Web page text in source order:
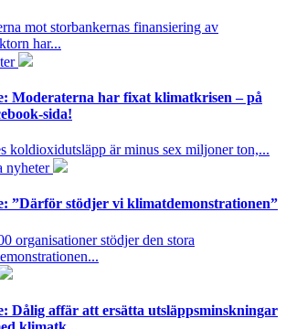
mot storbankernas finansiering av
har...
Moderaterna har fixat klimatkrisen – på
sida!
koldioxidutsläpp är minus sex miljoner ton,...
nyheter
”Därför stödjer vi klimatdemonstrationen”
organisationer stödjer den stora
Dålig affär att ersätta utsläppsminskningar